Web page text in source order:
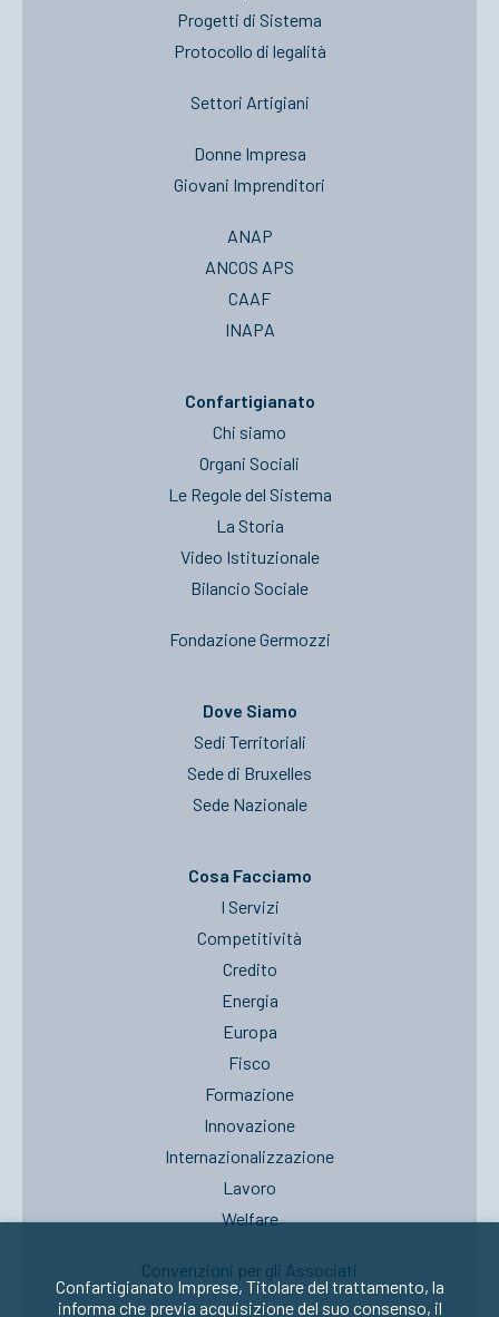
Progetti di Sistema
Protocollo di legalità
Settori Artigiani
Donne Impresa
Giovani Imprenditori
ANAP
ANCOS APS
CAAF
INAPA
Confartigianato
Chi siamo
Organi Sociali
Le Regole del Sistema
La Storia
Video Istituzionale
Bilancio Sociale
Fondazione Germozzi
Dove Siamo
Sedi Territoriali
Sede di Bruxelles
Sede Nazionale
Cosa Facciamo
I Servizi
Competitività
Credito
Energia
Europa
Fisco
Formazione
Innovazione
Internazionalizzazione
Lavoro
Welfare
Convenzioni per gli Associati
Confartigianato Imprese, Titolare del trattamento, la
informa che previa acquisizione del suo consenso, il